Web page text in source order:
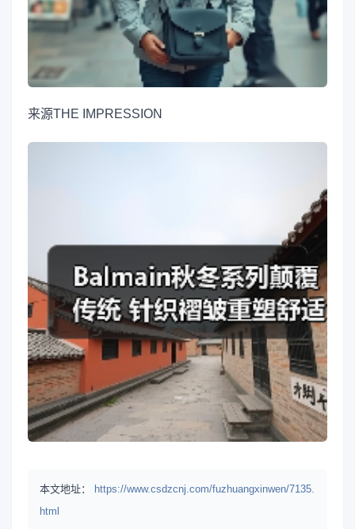
来源THE IMPRESSION
本文地址：
https://www.csdzcnj.com/fuzhuangxinwen/7135.
html